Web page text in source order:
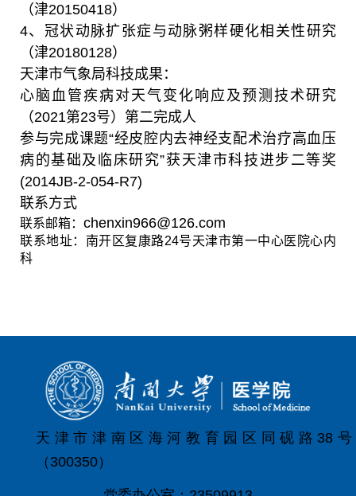
（津20150418）
4、冠状动脉扩张症与动脉粥样硬化相关性研究
（津20180128）
天津市气象局科技成果：
心脑血管疾病对天气变化响应及预测技术研究
（2021第23号）第二完成人
参与完成课题“经皮腔内去神经支配术治疗高血压
病的基础及临床研究”获天津市科技进步二等奖
(2014JB-2-054-R7)
联系方式
联系邮箱： chenxin966@126.com
联系地址：南开区复康路24号天津市第一中心医院心内
科
天津市津南区海河教育园区同砚路38号
（300350）